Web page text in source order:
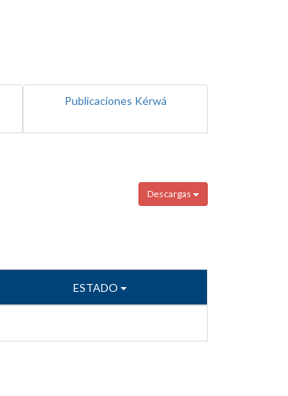
Publicaciones Kérwá
Descargas
ESTADO